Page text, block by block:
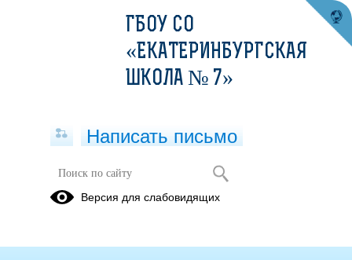
Логопедический массаж в системе
коррекционной работы с детьми,
ГБОУ СО
«ЕКАТЕРИНБУРГСКАЯ
ШКОЛА № 7»
Написать письмо
Версия для слабовидящих